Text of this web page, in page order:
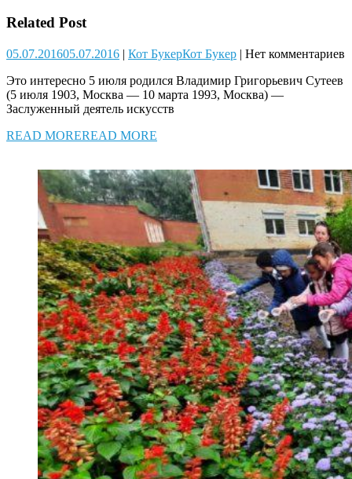
Related Post
05.07.201605.07.2016 | Кот БукерКот Букер | Нет комментариев
Это интересно 5 июля родился Владимир Григорьевич Сутеев
(5 июля 1903, Москва — 10 марта 1993, Москва) —
Заслуженный деятель искусств
READ MOREREAD MORE